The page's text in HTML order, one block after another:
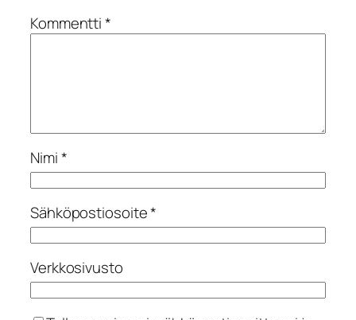
Kommentti*
Nimi*
Sähköpostiosoite*
Verkkosivusto